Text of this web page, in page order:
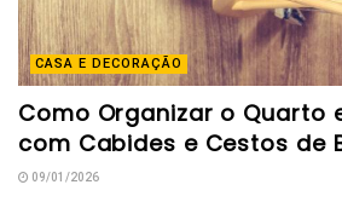
CASA E DECORAÇÃO
Como Organizar o Quarto
com Cabides e Cestos de
09/01/2026